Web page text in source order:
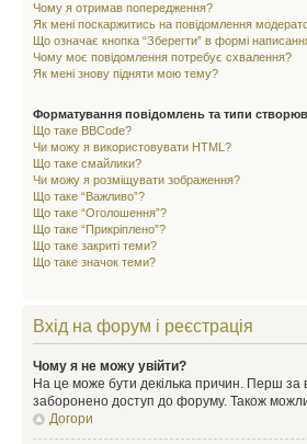
Чому я отримав попередження?
Як мені поскаржитись на повідомлення
Що означає кнопка “Зберегти” в формі
Чому моє повідомлення потребує схвалення?
Як мені знову підняти мою тему?
Форматування повідомлень та типи
Що таке BBCode?
Чи можу я використовувати HTML?
Що таке смайлики?
Чи можу я розміщувати зображення?
Що таке “Важливо”?
Що таке “Оголошення”?
Що таке “Прикріплено”?
Що таке закриті теми?
Що таке значок теми?
Вхід на форум і реєстрація
Чому я не можу увійти?
На це може бути декілька причин. Перш за
заборонено доступ до форуму. Також
Догори